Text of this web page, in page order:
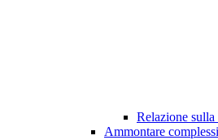
Relazione sulla
Ammontare